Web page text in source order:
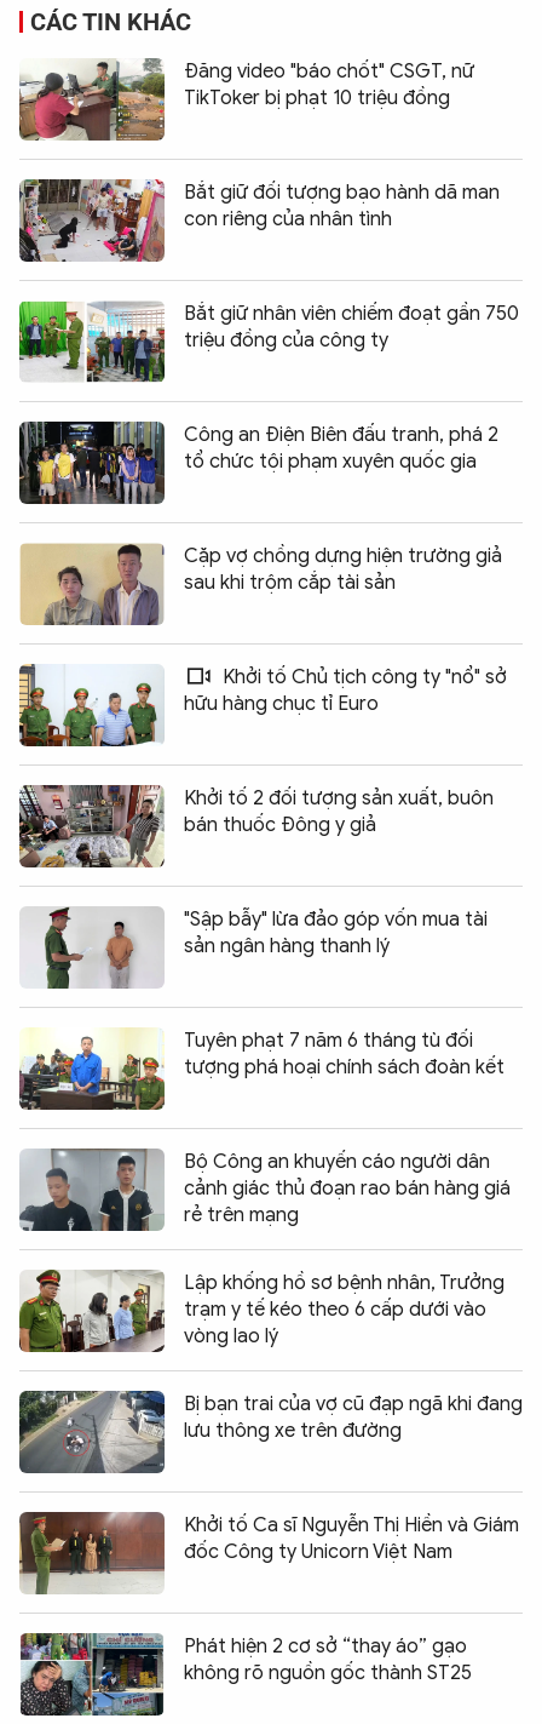
CÁC TIN KHÁC
Đăng video "báo chốt" CSGT, nữ
TikToker bị phạt 10 triệu đồng
Bắt giữ đối tượng bạo hành dã man
con riêng của nhân tình
Bắt giữ nhân viên chiếm đoạt gần 750
triệu đồng của công ty
Công an Điện Biên đấu tranh, phá 2
tổ chức tội phạm xuyên quốc gia
Cặp vợ chồng dựng hiện trường giả
sau khi trộm cắp tài sản
Khởi tố Chủ tịch công ty "nổ" sở
hữu hàng chục tỉ Euro
Khởi tố 2 đối tượng sản xuất, buôn
bán thuốc Đông y giả
"Sập bẫy" lừa đảo góp vốn mua tài
sản ngân hàng thanh lý
Tuyên phạt 7 năm 6 tháng tù đối
tượng phá hoại chính sách đoàn kết
Bộ Công an khuyến cáo người dân
cảnh giác thủ đoạn rao bán hàng giá
rẻ trên mạng
Lập khống hồ sơ bệnh nhân, Trưởng
trạm y tế kéo theo 6 cấp dưới vào
vòng lao lý
Bị bạn trai của vợ cũ đạp ngã khi đang
lưu thông xe trên đường
Khởi tố Ca sĩ Nguyễn Thị Hiền và Giám
đốc Công ty Unicorn Việt Nam
Phát hiện 2 cơ sở “thay áo” gạo
không rõ nguồn gốc thành ST25